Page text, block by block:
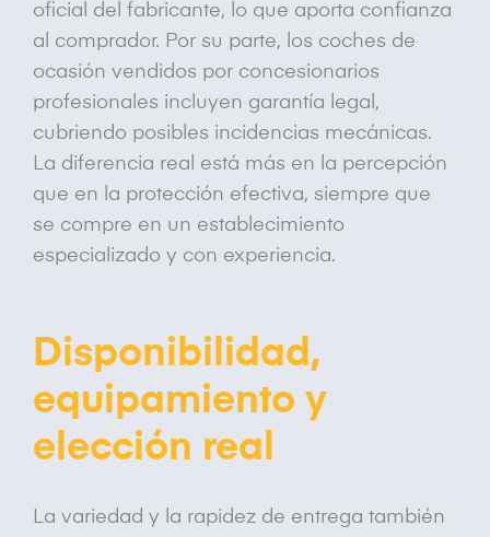
oficial del fabricante, lo que aporta confianza
al comprador. Por su parte, los coches de
ocasión vendidos por concesionarios
profesionales incluyen garantía legal,
cubriendo posibles incidencias mecánicas.
La diferencia real está más en la percepción
que en la protección efectiva, siempre que
se compre en un establecimiento
especializado y con experiencia.
Disponibilidad,
equipamiento y
elección real
La variedad y la rapidez de entrega también